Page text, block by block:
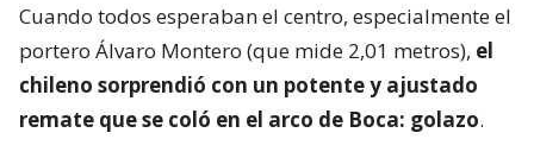
Cuando todos esperaban el centro, especialmente el
portero Álvaro Montero (que mide 2,01 metros), el
chileno sorprendió con un potente y ajustado
remate que se coló en el arco de Boca: golazo.